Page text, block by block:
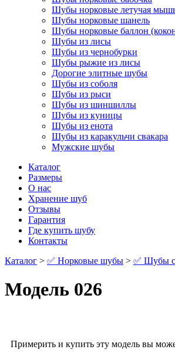
Шубы норковые летучая
Шубы норковые шанель
Шубы норковые баллон
Шубы из лисы
Шубы из чернобурки
Шубы рыжие из лисы
Дорогие элитные шубы
Шубы из соболя
Шубы из рыси
Шубы из шиншиллы
Шубы из куницы
Шубы из енота
Шубы из каракульчи свакара
Мужские шубы
Каталог
Размеры
О нас
Хранение шуб
Отзывы
Гарантия
Где купить шубу
Контакты
Каталог > ✅ Норковые шубы > ✅ Шубы
Модель 026
Примерить и купить эту модель вы